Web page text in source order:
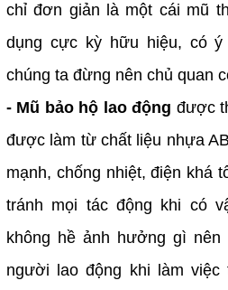
chỉ đơn giản là một cái mũ
dụng cực kỳ hữu hiệu, có
chúng ta đừng nên chủ quan
- Mũ bảo hộ lao động được
được làm từ chất liệu nhựa
mạnh, chống nhiệt, điện khá
tránh mọi tác động khi có
không hề ảnh hưởng gì
người lao động khi làm việc